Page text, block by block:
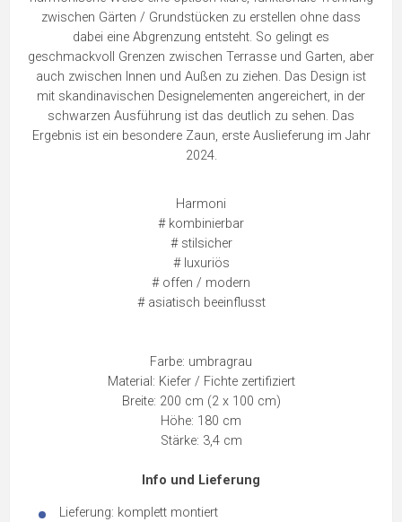
zwischen Gärten / Grundstücken zu erstellen ohne dass
dabei eine Abgrenzung entsteht. So gelingt es
geschmackvoll Grenzen zwischen Terrasse und Garten, aber
auch zwischen Innen und Außen zu ziehen. Das Design ist
mit skandinavischen Designelementen angereichert, in der
schwarzen Ausführung ist das deutlich zu sehen. Das
Ergebnis ist ein besondere Zaun, erste Auslieferung im Jahr
2024.
Harmoni
# kombinierbar
# stilsicher
# luxuriös
# offen / modern
# asiatisch beeinflusst
Farbe: umbragrau
Material: Kiefer / Fichte zertifiziert
Breite: 200 cm (2 x 100 cm)
Höhe: 180 cm
Stärke: 3,4 cm
Info und Lieferung
Lieferung: komplett montiert